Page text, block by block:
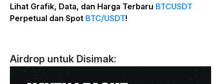
Lihat Grafik, Data, dan Harga Terbaru BTCUSDT
Perpetual dan Spot BTC/USDT!
Airdrop untuk Disimak: